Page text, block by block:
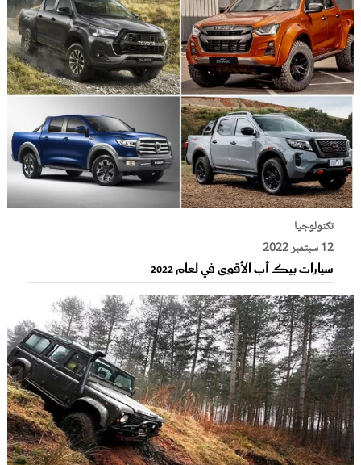
تكنولوجيا
12 سبتمبر 2022
سيارات بيك أب الأقوى في لعام 2022